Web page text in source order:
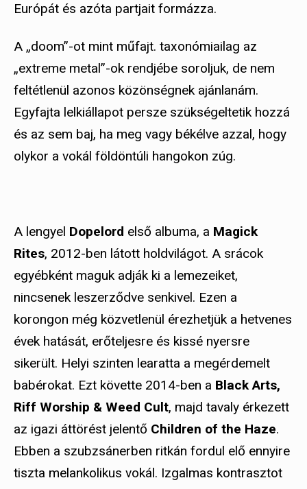
Európát és azóta partjait formázza.
A „doom”-ot mint műfajt. taxonómiailag az
„extreme metal”-ok rendjébe soroljuk, de nem
feltétlenül azonos közönségnek ajánlanám.
Egyfajta lelkiállapot persze szükségeltetik hozzá
és az sem baj, ha meg vagy békélve azzal, hogy
olykor a vokál földöntúli hangokon zúg.
A lengyel Dopelord első albuma, a Magick
Rites, 2012-ben látott holdvilágot. A srácok
egyébként maguk adják ki a lemezeiket,
nincsenek leszerződve senkivel. Ezen a
korongon még közvetlenül érezhetjük a hetvenes
évek hatását, erőteljesre és kissé nyersre
sikerült. Helyi szinten learatta a megérdemelt
babérokat. Ezt követte 2014-ben a Black Arts,
Riff Worship & Weed Cult, majd tavaly érkezett
az igazi áttörést jelentő Children of the Haze.
Ebben a szubzsánerben ritkán fordul elő ennyire
tiszta melankolikus vokál. Izgalmas kontrasztot